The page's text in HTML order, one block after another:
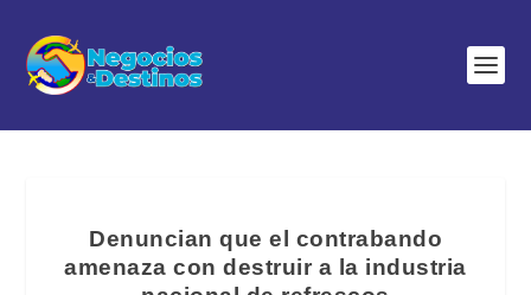
Denuncian que el contrabando
amenaza con destruir a la industria